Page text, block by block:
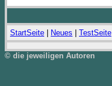
StartSeite Neues TestSeite
© die jeweiligen Autoren